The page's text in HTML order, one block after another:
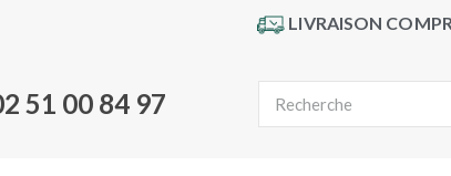
LIVRAISON
51 00 84 97